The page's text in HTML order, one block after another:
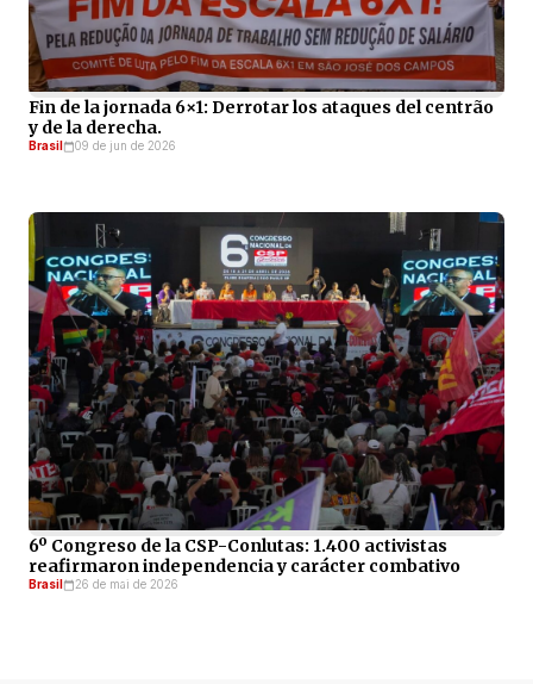
Fin de la jornada 6×1: Derrotar los ataques del centrão
y de la derecha.
Brasil 09 de jun de 2026
6º Congreso de la CSP-Conlutas: 1.400 activistas
reafirmaron independencia y carácter combativo
Brasil 26 de mai de 2026